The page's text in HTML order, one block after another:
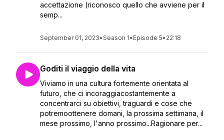
accettazione (riconosco quello che avviene per il
semp...
September 01, 2023•Season 1• Episode 5• 22:18
Goditi il viaggio della vita
Viviamo in una cultura fortemente orientata al
futuro, che ci incoraggiacostantemente a
concentrarci su obiettivi, traguardi e cose che
potremoottenere domani, la prossima settimana, il
mese prossimo, l'anno prossimo...Ragionare per...